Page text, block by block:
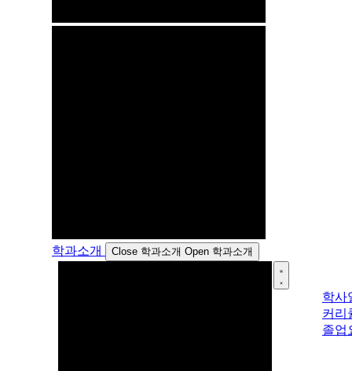
학과소개 Close 학과소개 Open 학과소개
학사
커리
졸업